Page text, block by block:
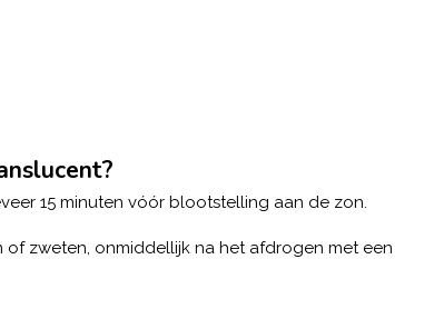
15 minuten vóór blootstelling aan de zon.
zweten, onmiddellijk na het afdrogen met een